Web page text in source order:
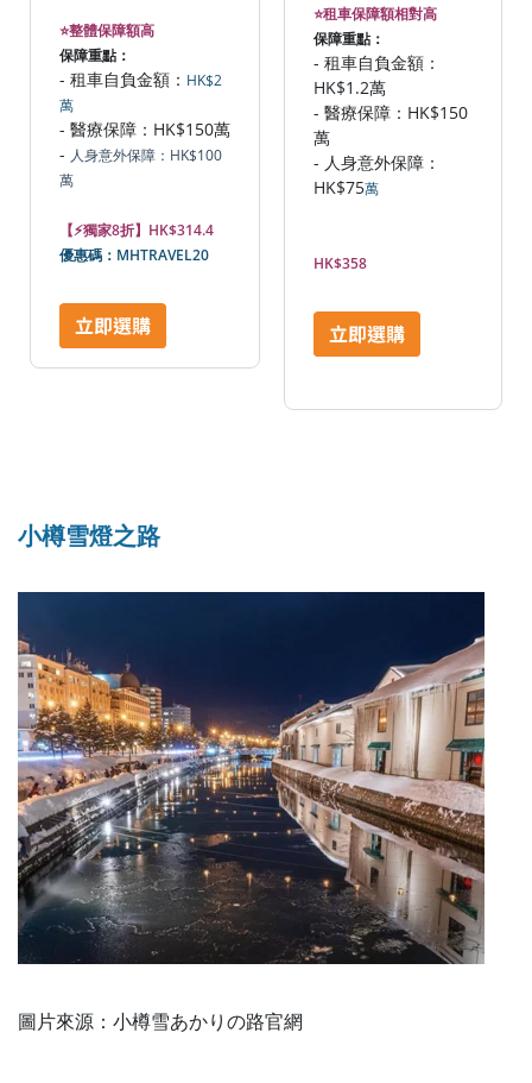
⭐整體保障額高
保障重點：
- 租車自負金額： HK$2
萬
- 醫療保障：HK$150萬
- 人身意外保障：HK$100
萬
【⚡獨家8折】HK$314.4
優惠碼：MHTRAVEL20
⭐租車保障額相對高
保障重點：
- 租車自負金額：
HK$1.2萬
- 醫療保障：HK$150
萬
- 人身意外保障：
HK$75萬
HK$358
小樽雪燈之路
圖片來源：小樽雪あかりの路官網